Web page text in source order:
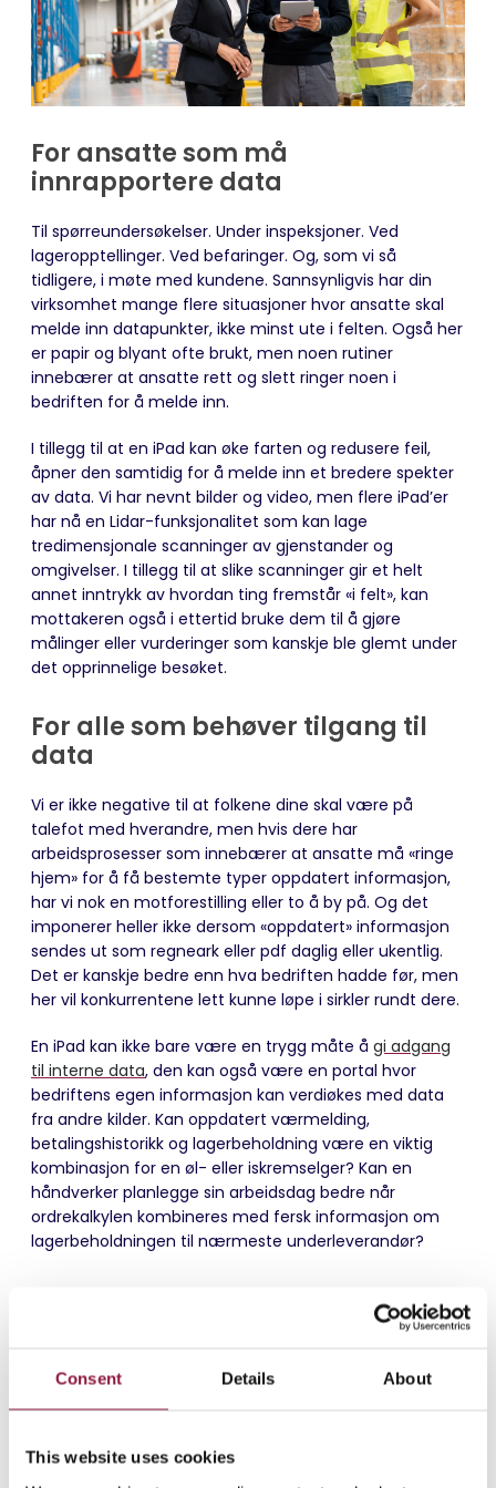
Consent Details About
This website uses cookies
For ansatte som må
innrapportere data
Til spørreundersøkelser. Under inspeksjoner. Ved
lageropptellinger. Ved befaringer. Og, som vi så
tidligere, i møte med kundene. Sannsynligvis har din
virksomhet mange flere situasjoner hvor ansatte skal
melde inn datapunkter, ikke minst ute i felten. Også her
er papir og blyant ofte brukt, men noen rutiner
innebærer at ansatte rett og slett ringer noen i
bedriften for å melde inn.
I tillegg til at en iPad kan øke farten og redusere feil,
åpner den samtidig for å melde inn et bredere spekter
av data. Vi har nevnt bilder og video, men flere iPad’er
har nå en Lidar-funksjonalitet som kan lage
tredimensjonale scanninger av gjenstander og
omgivelser. I tillegg til at slike scanninger gir et helt
annet inntrykk av hvordan ting fremstår «i felt», kan
mottakeren også i ettertid bruke dem til å gjøre
målinger eller vurderinger som kanskje ble glemt under
det opprinnelige besøket.
For alle som behøver tilgang til
data
Vi er ikke negative til at folkene dine skal være på
talefot med hverandre, men hvis dere har
arbeidsprosesser som innebærer at ansatte må «ringe
hjem» for å få bestemte typer oppdatert informasjon,
har vi nok en motforestilling eller to å by på. Og det
imponerer heller ikke dersom «oppdatert» informasjon
sendes ut som regneark eller pdf daglig eller ukentlig.
Det er kanskje bedre enn hva bedriften hadde før, men
her vil konkurrentene lett kunne løpe i sirkler rundt dere.
En iPad kan ikke bare være en trygg måte å gi adgang
til interne data, den kan også være en portal hvor
bedriftens egen informasjon kan verdiøkes med data
fra andre kilder. Kan oppdatert værmelding,
betalingshistorikk og lagerbeholdning være en viktig
kombinasjon for en øl- eller iskremselger? Kan en
håndverker planlegge sin arbeidsdag bedre når
ordrekalkylen kombineres med fersk informasjon om
lagerbeholdningen til nærmeste underleverandør?
For dem som skal motta betaling
for varene eller tjenestene dere leverer? Skaper det
uker på å (kanskje) motta oppgjøret? Eller vil det rett og
slett fjerne risiko, bedre likviditeten og redusere